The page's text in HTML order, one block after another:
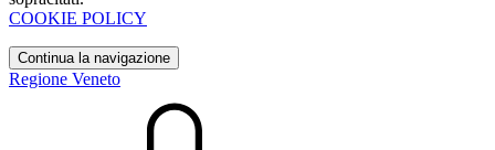
COOKIE POLICY
Continua la navigazione
Regione Veneto